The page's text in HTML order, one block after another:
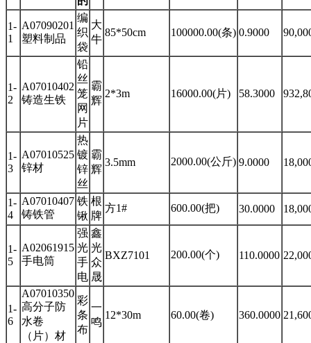
1-
1
A07090201
塑料制品
编
织
袋
大
牛
85*50cm 100000.00(条) 0.9000
1-
2
A07010402
铸造生铁
铅
丝
笼
网
片
霸
辉
2*3m 16000.00(片) 58.3000
1-
3
A07010525
锌材
热
镀
锌
丝
霸
辉
3.5mm 2000.00(公斤) 9.0000
1-
4
A07010407
铸铁管
铁
锹
根
牌
方1# 600.00(把) 30.0000
1-
5
A02061915
手电筒
强
光
手
电
鑫
光
众
晟
BXZ7101 200.00(个) 110.0000
1-
6
A07010350
高分子防
水卷
（片）材
彩
条
布
一
鸣
12*30m 60.00(卷) 360.0000